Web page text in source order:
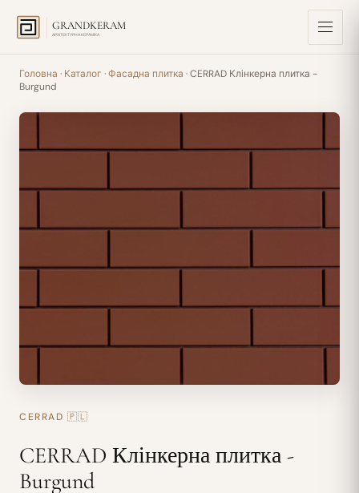
GRANDKERAM
АРХІТЕКТУРНА КЕРАМІКА
Головна · Каталог ·Фасадна плитка · CERRAD Клінкерна плитка -
Burgund
CERRAD 🇵🇱
CERRAD Клінкерна плитка -
Burgund